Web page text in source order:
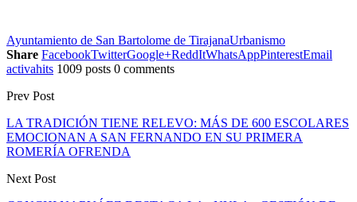
Ayuntamiento de San Bartolome de TirajanaUrbanismo
Share FacebookTwitterGoogle+ReddItWhatsAppPinterestEmail
activahits 1009 posts 0 comments
Prev Post
LA TRADICIÓN TIENE RELEVO: MÁS DE 600 ESCOLARES
EMOCIONAN A SAN FERNANDO EN SU PRIMERA
ROMERÍA OFRENDA
Next Post